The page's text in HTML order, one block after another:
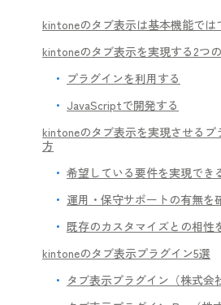
kintoneのタブ表示は基本機能では
kintoneのタブ表示を実現する2つ
プラグインを利用する
JavaScriptで開発する
kintoneのタブ表示を実現させるプ
方
希望している要件を実現でき
運用・保守サポートの有無を
既存のカスタマイズとの相性
kintoneのタブ表示プラグイン5選
タブ表示プラグイン（株式会